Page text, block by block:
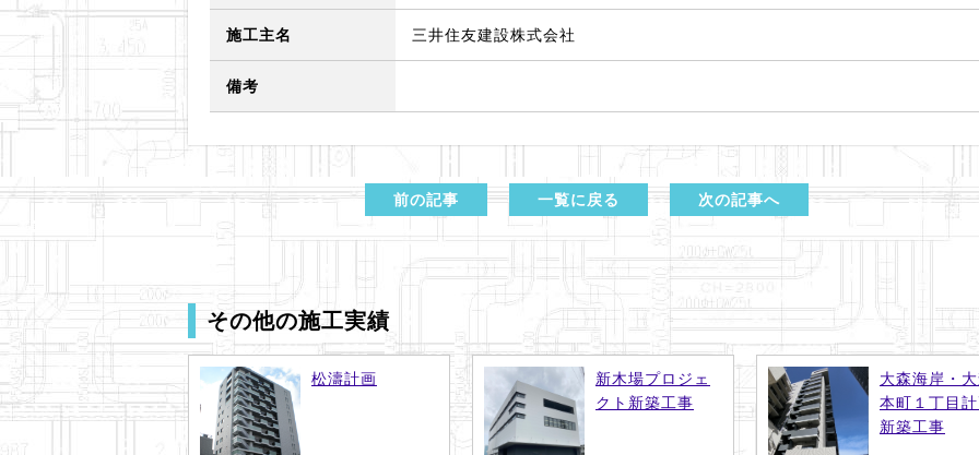
施工主名 三井住友建設株式会社
備考
前の記事 次の記事へ
一覧に戻る
その他の施工実績
松濤計画
新木場プロジェ
クト新築工事
大森海岸・
本町１丁目
新築工事